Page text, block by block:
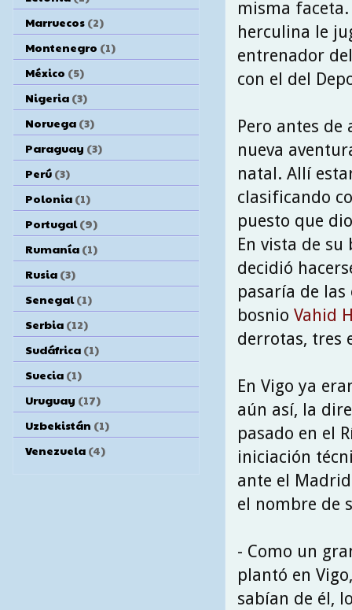
misma
herculina le
entrenador
con el del
Pero antes
nueva
natal. Allí
clasificando
puesto que
En vista de
decidió
pasaría de
bosnio Vahid
derrotas, tres
En Vigo ya
aún así, la
pasado en el
iniciación
ante el
el nombre de
- Como un
plantó en
sabían de él,
Marruecos (2)
Montenegro (1)
México (5)
Nigeria (3)
Noruega (3)
Paraguay (3)
Perú (3)
Polonia (1)
Portugal (9)
Rumanía (1)
Rusia (3)
Senegal (1)
Serbia (12)
Sudáfrica (1)
Suecia (1)
Uruguay (17)
Uzbekistán (1)
Venezuela (4)